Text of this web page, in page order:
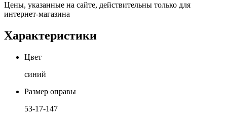
Цены, указанные на сайте, действительны только для
интернет-магазина
Характеристики
Цвет
синий
Размер оправы
53-17-147